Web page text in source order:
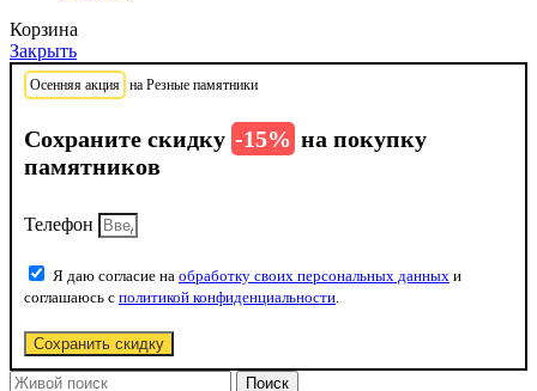
Корзина
Закрыть
Осенняя акция на Резные памятники
Сохраните скидку -15% на покупку
памятников
Телефон
Я даю согласие на обработку своих персональных данных и
соглашаюсь с политикой конфиденциальности
Сохранить скидку
Поиск